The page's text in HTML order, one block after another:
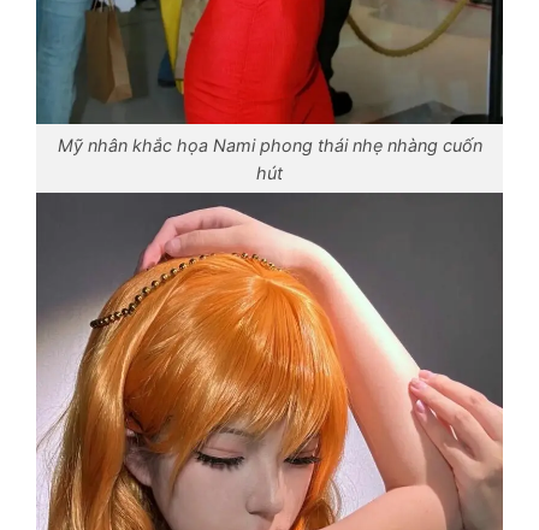
Mỹ nhân khắc họa Nami phong thái nhẹ nhàng cuốn
hút